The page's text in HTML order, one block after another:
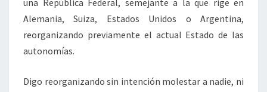
una República Federal, semejante a la que rige en
Alemania, Suiza, Estados Unidos o Argentina,
reorganizando previamente el actual Estado de las
autonomías.
Digo reorganizando sin intención molestar a nadie, ni